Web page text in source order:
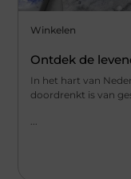
Winkelen
Ontdek de
In het hart van
doordrenkt is van